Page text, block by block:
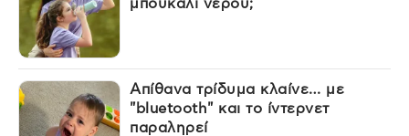
μπουκάλι νερού;
Απίθανα τρίδυμα κλαίνε… με
"bluetooth" και το ίντερνετ
παραληρεί